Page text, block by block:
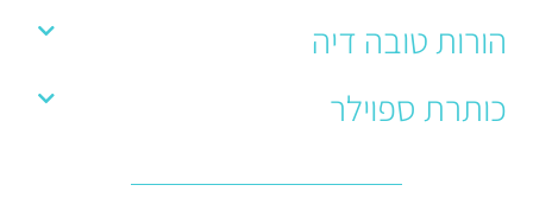
הורות טובה דיה
כותרת ספוילר